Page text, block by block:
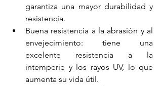
garantiza una mayor durabilidad y
resistencia.
Buena resistencia a la abrasión y al
envejecimiento: tiene una
excelente resistencia a la
intemperie y los rayos UV, lo que
aumenta su vida útil.